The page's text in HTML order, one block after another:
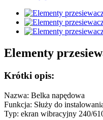
Elementy
Krótki opis:
Nazwa: Belka napędowa
Funkcja: Służy do
Typ: ekran wibracyjny 240/